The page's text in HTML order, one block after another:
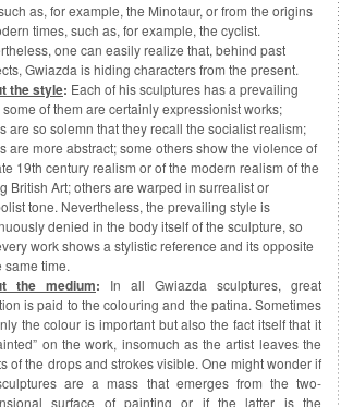
as, for example, the Minotaur, or from the origins
times, such as, for example, the cyclist.
one can easily realize that, behind past
Gwiazda is hiding characters from the present.
the style: Each of his sculptures has a prevailing
some of them are certainly expressionist works;
are so solemn that they recall the socialist realism;
are more abstract; some others show the violence of
19th century realism or of the modern realism of the
British Art; others are warped in surrealist or
tone. Nevertheless, the prevailing style is
denied in the body itself of the sculpture, so
work shows a stylistic reference and its opposite
same time.
the medium: In all Gwiazda sculptures, great
is paid to the colouring and the patina. Sometimes
the colour is important but also the fact itself that it
on the work, insomuch as the artist leaves the
of the drops and strokes visible. One might wonder if
are a mass that emerges from the two-
surface of painting or if the latter is the